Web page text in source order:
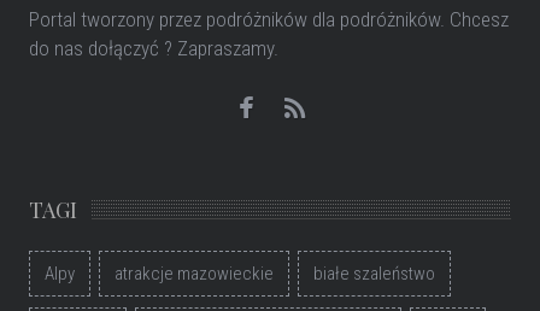
Portal tworzony przez podróżników dla podróżników. Chcesz
do nas dołączyć ? Zapraszamy.
TAGI
Alpy atrakcje mazowieckie białe szaleństwo